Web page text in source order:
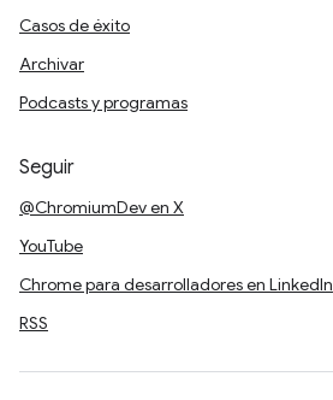
Casos de éxito
Archivar
Podcasts y programas
Seguir
@ChromiumDev en X
YouTube
Chrome para desarrolladores en LinkedIn
RSS